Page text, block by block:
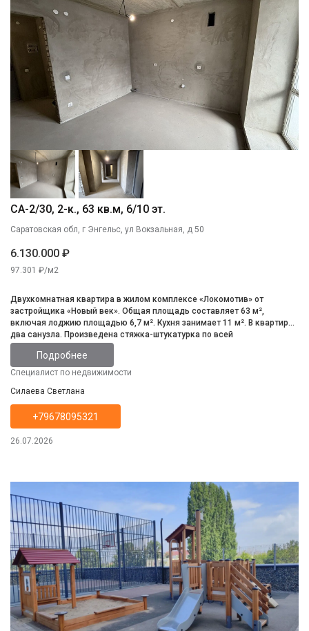
СА-2/30, 2-к., 63 кв.м, 6/10 эт.
Саратовская обл, г Энгельс, ул Вокзальная, д 50
6.130.000 ₽
97.301 ₽/м2
Двухкомнатная квартира в жилом комплексе «Локомотив» от
застройщика «Новый век». Общая площадь составляет 63 м²,
включая лоджию площадью 6,7 м². Кухня занимает 11 м². В квартире
два санузла. Произведена стяжка-штукатурка по всей
квартире.Комнаты изолированные. Двор закрыт, въезд
осуществляется через автоматические ворота. Квартира не имеет
обременений, прописанных лиц, не находится в ипотеке.Рассмотрим
Подробнее
Специалист по недвижимости
Силаева Светлана
+79678095321
26.07.2026